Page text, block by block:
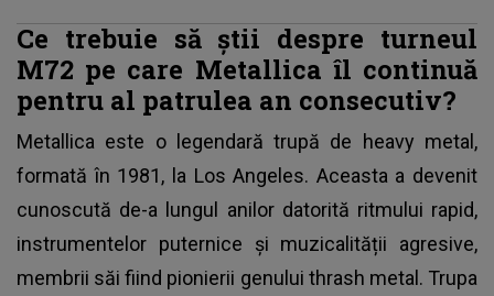
Ce trebuie să știi despre turneul
M72 pe care Metallica îl continuă
pentru al patrulea an consecutiv?
Metallica este o legendară trupă de heavy metal,
formată în 1981, la Los Angeles. Aceasta a devenit
cunoscută de-a lungul anilor datorită ritmului rapid,
instrumentelor puternice și muzicalității agresive,
membrii săi fiind pionierii genului thrash metal. Trupa